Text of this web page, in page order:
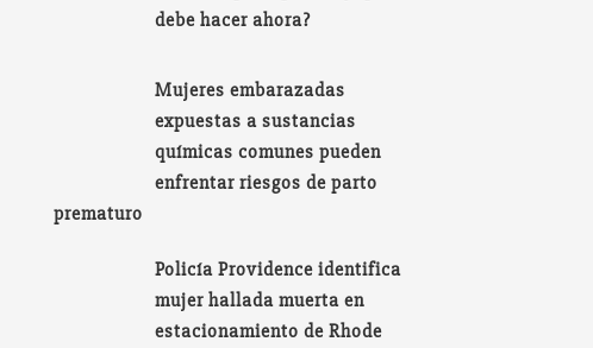
debe hacer ahora?
Mujeres embarazadas
expuestas a sustancias
químicas comunes pueden
enfrentar riesgos de parto
prematuro
Policía Providence identifica
mujer hallada muerta en
estacionamiento de Rhode